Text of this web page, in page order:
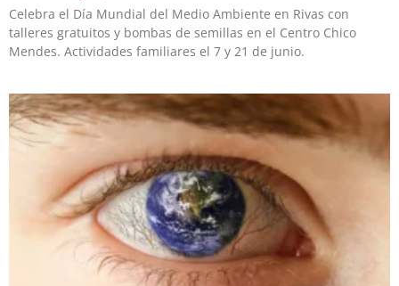
Celebra el Día Mundial del Medio Ambiente en Rivas con
talleres gratuitos y bombas de semillas en el Centro Chico
Mendes. Actividades familiares el 7 y 21 de junio.